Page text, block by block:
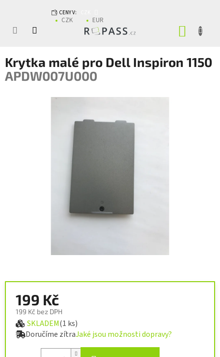
CENY V:
CZK EUR
Krytka malé pro Dell Inspiron 1150
APDW007U000
199 Kč
199 Kč bez DPH
Měrná cena:
SKLADEM(1 ks)
Doručíme zítraJaké jsou možnosti dopravy?